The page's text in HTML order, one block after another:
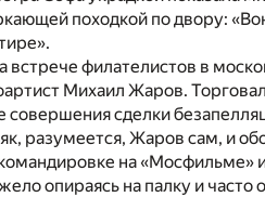
походкой по двору:
встрече филателистов в
Михаил Жаров.
совершения сделки
разумеется, Жаров сам, и
на «Мосфильме»
опираясь на палку и